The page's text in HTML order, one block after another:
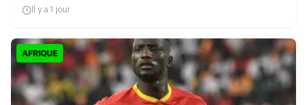
Il y a 1 jour
AFRIQUE